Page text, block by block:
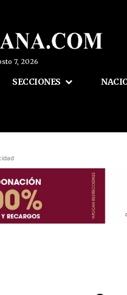
7, 2026
SECCIONES